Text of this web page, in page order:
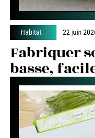
Habitat 22 juin
Fabriquer
basse,